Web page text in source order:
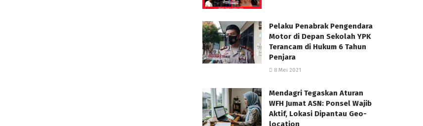
Pelaku Penabrak Pengendara
Motor di Depan Sekolah YPK
Terancam di Hukum 6 Tahun
Penjara
8 Mei 2021
Mendagri Tegaskan Aturan
WFH Jumat ASN: Ponsel Wajib
Aktif, Lokasi Dipantau Geo-
location